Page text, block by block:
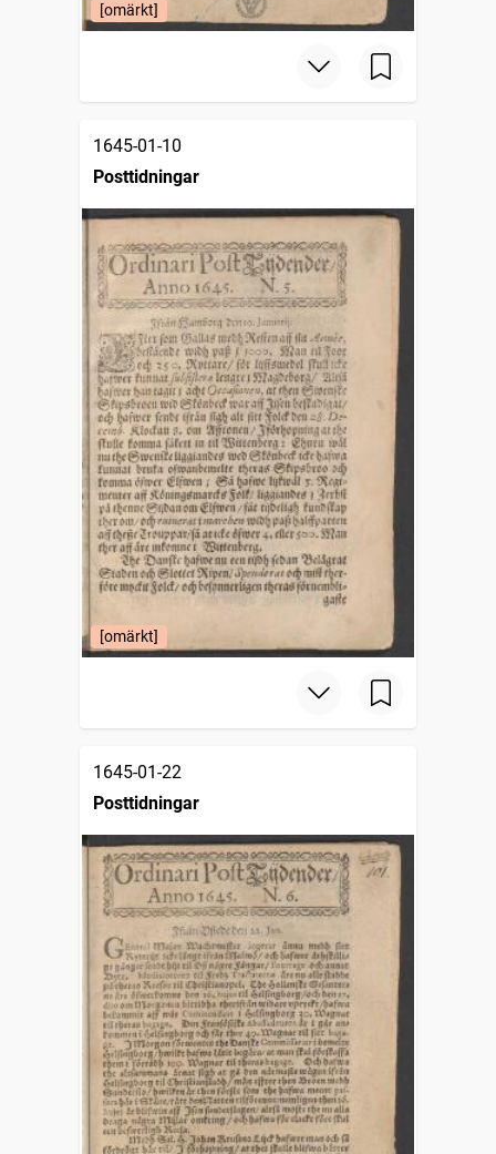
[omärkt]
1645-01-10
Posttidningar
[omärkt]
1645-01-22
Posttidningar